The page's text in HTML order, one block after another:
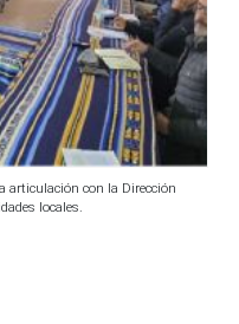
articulación con la Dirección
locales.